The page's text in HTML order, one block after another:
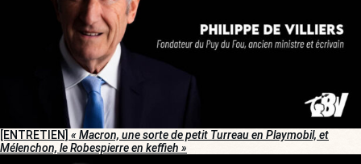
[ENTRETIEN] « Macron, une sorte de petit Turreau en Playmobil, et
Mélenchon, le Robespierre en keffieh »